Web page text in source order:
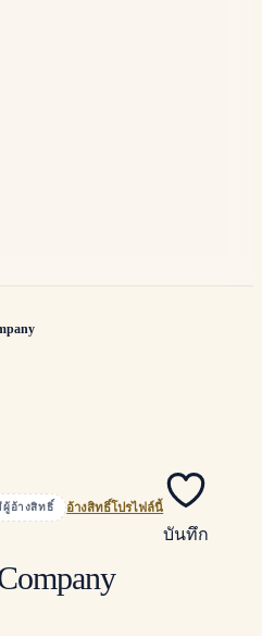
ผู้อ้างสิทธิ์ อ้างสิทธิ์โปรไฟล์นี้
บันทึก